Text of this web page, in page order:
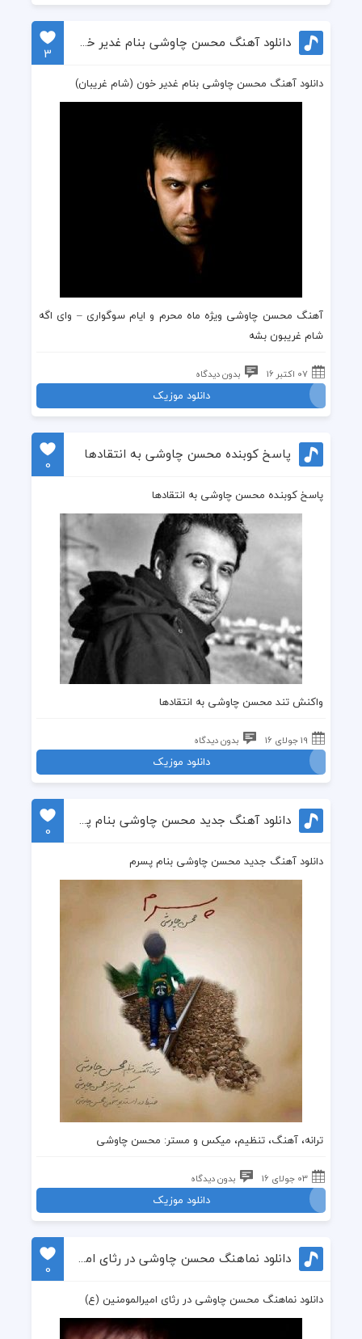
دانلود آهنگ محسن چاوشی بنام غدیر خون (شام غریبان)
3
دانلود آهنگ محسن چاوشی بنام غدیر خون (شام غریبان)
آهنگ محسن چاوشی ویژه ماه محرم و ایام سوگواری – وای اگه
شام غریبون بشه
07 اکتبر 16 بدون دیدگاه
دانلود موزیک
پاسخ کوبنده محسن چاوشی به انتقادها
0
پاسخ کوبنده محسن چاوشی به انتقادها
واکنش تند محسن چاوشی به انتقادها
19 جولای 16 بدون دیدگاه
دانلود موزیک
دانلود آهنگ جدید محسن چاوشی بنام پسرم
0
دانلود آهنگ جدید محسن چاوشی بنام پسرم
ترانه، آهنگ، تنظیم، میکس و مستر: محسن چاوشی
03 جولای 16 بدون دیدگاه
دانلود موزیک
دانلود نماهنگ محسن چاوشی در رثای امیرالمومنین ع
0
دانلود نماهنگ محسن چاوشی در رثای امیرالمومنین (ع)